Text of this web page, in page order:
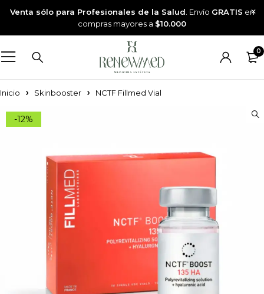
Venta sólo para Profesionales de la Salud . Envío GRATIS en
compras mayores a $10.000
0
Inicio Skinbooster NCTF Fillmed Vial
-12%